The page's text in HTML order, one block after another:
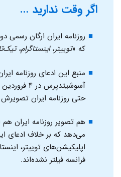
اگر وقت ندارید …
روزنامه ایران ارگان
که «توییتر، اینستاگرام،
منبع این ادعای روزنامه
حتی روزنامه ایران
می‌دهد که بر خلاف ادعای
اپلیکیشن‌های توییتر،
فرانسه فیلتر نشده‌اند.